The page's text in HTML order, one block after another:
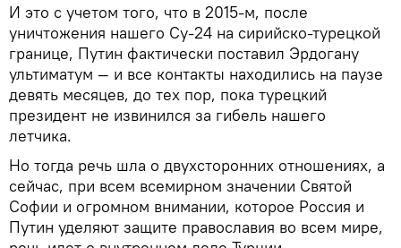
И это с учетом того, что в 2015-м, после
уничтожения нашего Су-24 на сирийско-турецкой
границе, Путин фактически поставил Эрдогану
ультиматум — и все контакты находились на паузе
девять месяцев, до тех пор, пока турецкий
президент не извинился за гибель нашего
летчика.
Но тогда речь шла о двухсторонних отношениях, а
сейчас, при всем всемирном значении Святой
Софии и огромном внимании, которое Россия и
Путин уделяют защите православия во всем мире,